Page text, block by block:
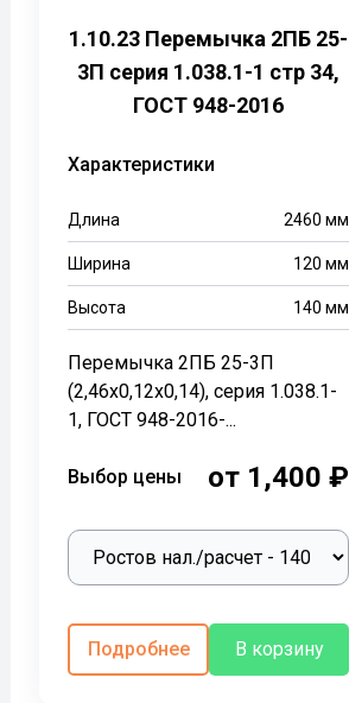
1.10.23 Перемычка 2ПБ 25-
3П серия 1.038.1-1 стр 34,
ГОСТ 948-2016
Характеристики
Длина 2460 мм
Ширина 120 мм
Высота 140 мм
Перемычка 2ПБ 25-3П
(2,46х0,12х0,14), серия 1.038.1-
1, ГОСТ 948-2016-...
Выбор цены от 1,400 ₽
Подробнее В корзину